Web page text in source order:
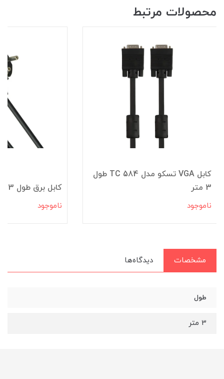
محصولات مرتبط
کابل VGA تسکو مدل TC 584 طول
3 متر
ناموجود
کابل برق طول 3 متر STECKER
ناموجود
مشخصات دیدگاه‌ها
طول
3 متر